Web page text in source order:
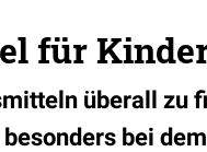
für
überall zu
bei